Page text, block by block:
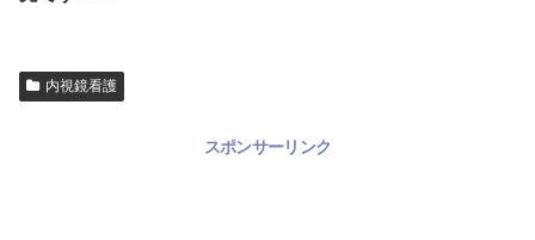
内視鏡看護
スポンサーリンク